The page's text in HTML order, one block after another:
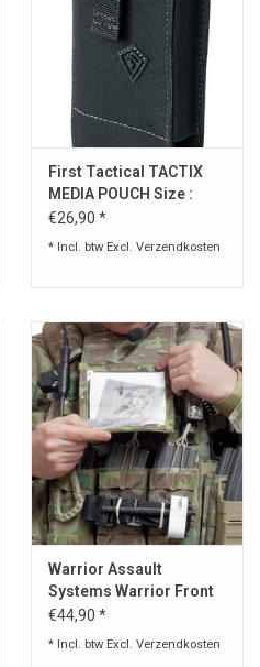
First Tactical TACTIX
MEDIA POUCH Size :
LARGE
€26,90 *
* Incl. btw Excl. Verzendkosten
Warrior Assault
Systems Warrior Front
Opening Admin Panel
€44,90 *
* Incl. btw Excl. Verzendkosten